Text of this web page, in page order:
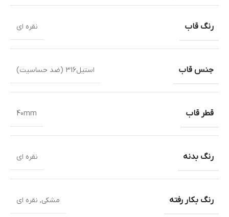
رنگ قاب نقره ای
جنس قاب استیل316 (ضد حساسیت)
قطر قاب 40mm
رنگ بدنه نقره ای
رنگ بکار رفته مشکی, نقره ای